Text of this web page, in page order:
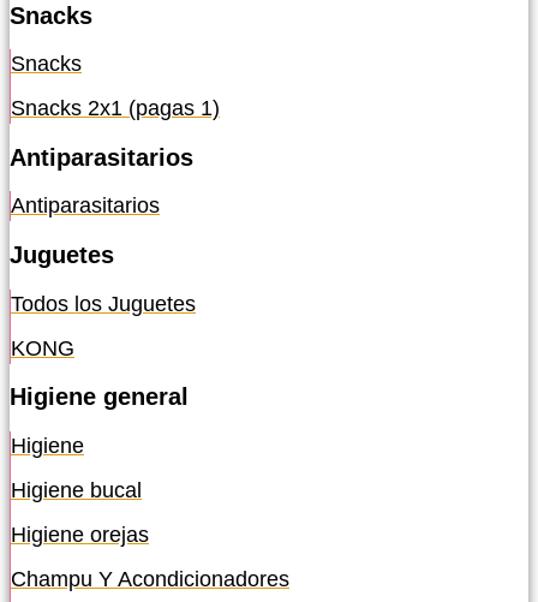
Snacks
Snacks
Snacks 2x1 (pagas 1)
Antiparasitarios
Antiparasitarios
Juguetes
Todos los Juguetes
KONG
Higiene general
Higiene
Higiene bucal
Higiene orejas
Champu Y Acondicionadores